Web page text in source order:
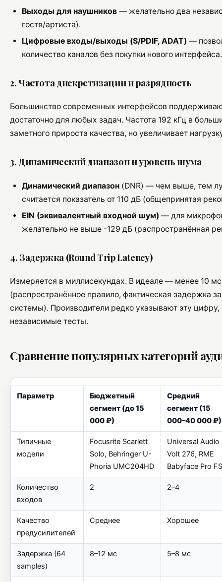
Выходы для наушников — желательно два
гостя/артиста).
Цифровые входы/выходы (S/PDIF, ADAT) —
количество каналов без покупки нового интерфейса.
2. Частота дискретизации и разрядность
Большинство современных интерфейсов
достаточно для любых задач. Частота 192 кГц в
заметного прироста качества, но увеличивает
3. Динамический диапазон и уровень шума
Динамический диапазон (DNR) — чем выше, тем
считается показатель от 110 дБ (общепринятая
EIN (эквивалентный входной шум) — для
желательно не выше -129 дБ (распространённая
4. Задержка (Round Trip Latency)
Измеряется в миллисекундах. В идеале — менее 10
(распространённое правило, фактическая задержка
системы). Производители редко указывают эту
независимые тесты.
Сравнение популярных категорий
Параметр
Бюджетный
сегмент (до 15
000 ₽)
Средний
сегмент (15
000–40 000 ₽)
Типичные
модели
Focusrite Scarlett
Solo, Behringer U-
Phoria UMC204HD
Universal Audio
Volt 276, RME
Babyface Pro FS
Количество
входов
2 2–4
Качество
предусилителей
Среднее Хорошее
Задержка (64
samples)
8–12 мс 5–8 мс